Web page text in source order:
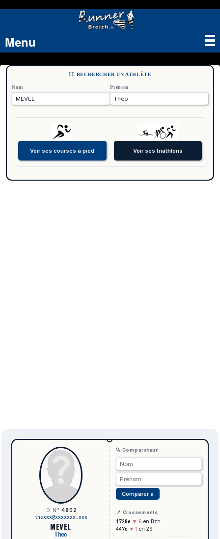
Menu
🏃‍♂️ RECHERCHER UN ATHLÈTE
Nom Prénom
ID N°4802
thexxx@xxxxxxx.xxx
MEVEL
Theo
🔍 Comparateur
Comparer à
📍 Classements
1728e ▼ 6 en Bzh
447e ▼ 1 en 29